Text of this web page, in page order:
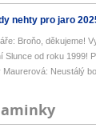
nehty pro jaro
Broňo, děkujeme!
od roku 1999!
Neustálý